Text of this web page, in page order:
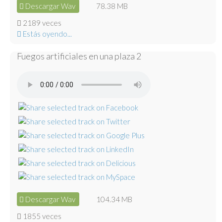
Descargar Wav
78.38 MB
2189 veces
Estás oyendo...
Fuegos artificiales en una plaza 2
Descargar Wav
104.34 MB
1855 veces